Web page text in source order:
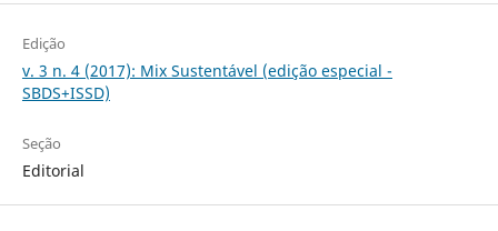
Edição
v. 3 n. 4 (2017): Mix Sustentável (edição especial -
SBDS+ISSD)
Seção
Editorial